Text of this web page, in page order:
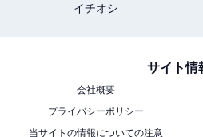
イチオシ
サイト情
会社概要
プライバシーポリシー
当サイトの情報についての注意